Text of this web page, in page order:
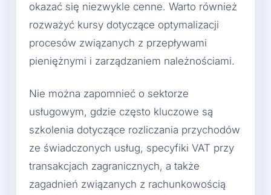
okazać się niezwykle cenne. Warto również
rozważyć kursy dotyczące optymalizacji
procesów związanych z przepływami
pieniężnymi i zarządzaniem należnościami.
Nie można zapomnieć o sektorze
usługowym, gdzie często kluczowe są
szkolenia dotyczące rozliczania przychodów
ze świadczonych usług, specyfiki VAT przy
transakcjach zagranicznych, a także
zagadnień związanych z rachunkowością